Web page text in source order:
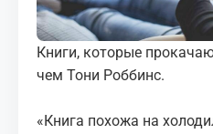
Книги, которые
чем Тони Роббинс.
«Книга похожа на